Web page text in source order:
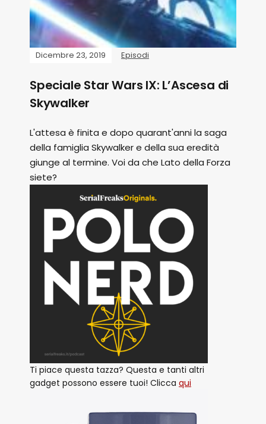
Dicembre 23, 2019 Episodi
Speciale Star Wars IX: L’Ascesa di
Skywalker
L'attesa è finita e dopo quarant'anni la saga
della famiglia Skywalker e della sua eredità
giunge al termine. Voi da che Lato della Forza
siete?
Ti piace questa tazza? Questa e tanti altri
gadget possono essere tuoi! Clicca qui